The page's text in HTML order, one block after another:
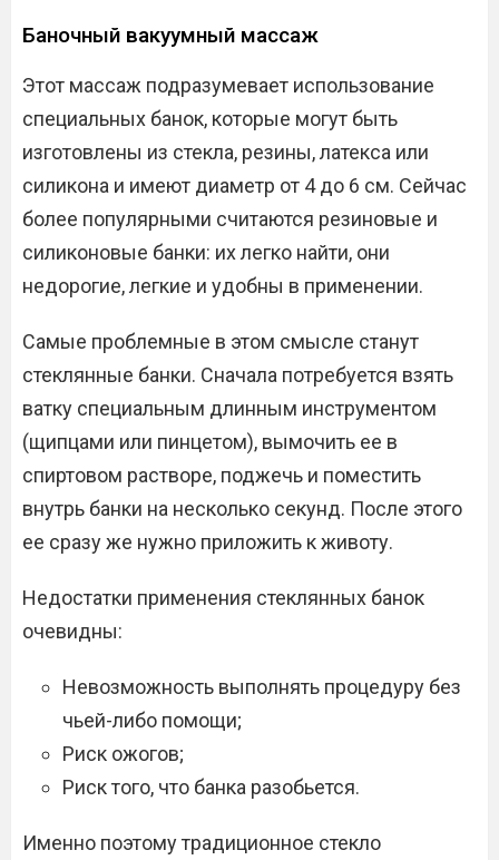
Баночный вакуумный массаж
Этот массаж подразумевает использование
специальных банок, которые могут быть
изготовлены из стекла, резины, латекса или
силикона и имеют диаметр от 4 до 6 см. Сейчас
более популярными считаются резиновые и
силиконовые банки: их легко найти, они
недорогие, легкие и удобны в применении.
Самые проблемные в этом смысле станут
стеклянные банки. Сначала потребуется взять
ватку специальным длинным инструментом
(щипцами или пинцетом), вымочить ее в
спиртовом растворе, поджечь и поместить
внутрь банки на несколько секунд. После этого
ее сразу же нужно приложить к животу.
Недостатки применения стеклянных банок
очевидны:
Невозможность выполнять процедуру без
чьей-либо помощи;
Риск ожогов;
Риск того, что банка разобьется.
Именно поэтому традиционное стекло